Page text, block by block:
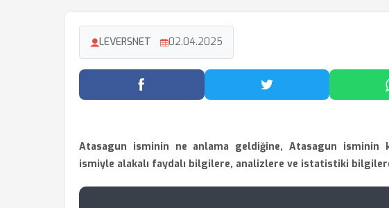
LEVERSNET 02.04.2025
Facebook'ta Paylaş Twitter'da Paylaş
Atasagun isminin ne anlama geldiğine, Atasagun isminin
ismiyle alakalı faydalı bilgilere, analizlere ve istatistiki